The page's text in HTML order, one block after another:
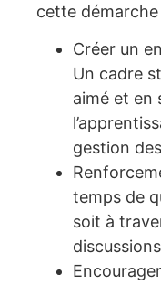
cette
Créer un
Un cadre
aimé et en
gestion
temps de
soit à